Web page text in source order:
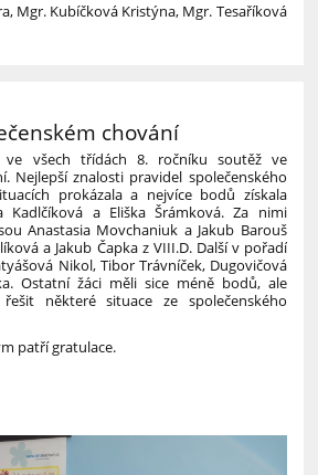
Mgr. Kubíčková Kristýna, Mgr. Tesaříková
chování
všech třídách 8. ročníku soutěž ve
Nejlepší znalosti pravidel společenského
prokázala a nejvíce bodů získala
Kadlčíková a Eliška Šrámková. Za nimi
Anastasia Movchaniuk a Jakub Barouš
a Jakub Čapka z VIII.D. Další v pořadí
Nikol, Tibor Trávníček, Dugovičová
Ostatní žáci měli sice méně bodů, ale
některé situace ze společenského
patří gratulace.